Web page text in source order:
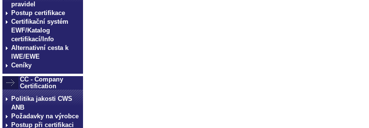
pravidel
Postup certifikace
Certifikační systém
EWF/Katalog
certifikací/Info
Alternativní cesta k
IWE/EWE
Ceníky
CC - Company
Certification
Politika jakosti CWS
ANB
Požadavky na výrobce
Postup při certifikaci